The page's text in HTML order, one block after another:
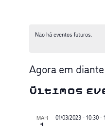
Não há eventos futuros.
Agora em diante
Selecione
a
data.
Últimos
MAR 01/03/2023 - 10:30-